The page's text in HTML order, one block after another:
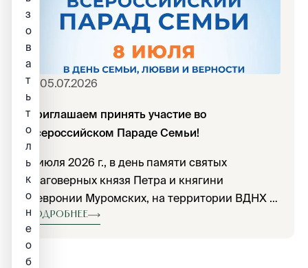
05.07.2026
Приглашаем принять участие во
Всероссийском Параде Семьи!
8 июля 2026 г., в день памяти святых
благоверных князя Петра и княгини
Февронии Муромских, на территории ВДНХ в
Москве состоится Всероссийский Парад
Семьи.
Подробнее
з
о
в
а
т
ь
т
о
л
ь
к
о
н
е
о
б